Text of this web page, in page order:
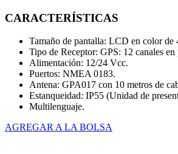
CARACTERÍSTICAS
Tamaño de pantalla: LCD en color de
Tipo de Receptor: GPS: 12 canales
Alimentación: 12/24 Vcc.
Puertos: NMEA 0183.
Antena: GPA017 con 10 metros de
Estanqueidad: IP55 (Unidad de
Multilenguaje.
AGREGAR A LA BOLSA